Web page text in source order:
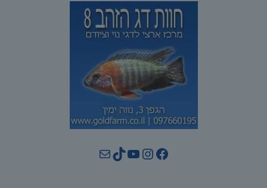
Facebook
Instagram
YouTube
TikTok
Mail